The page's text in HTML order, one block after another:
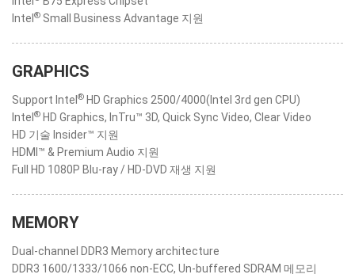
Intel ® Small Business Advantage 지원
GRAPHICS
Support Intel ® HD Graphics 2500/4000(Intel 3rd gen CPU)
Intel ® HD Graphics, InTru™ 3D, Quick Sync Video, Clear Video
HD 기술 Insider™ 지원
HDMI™ & Premium Audio 지원
Full HD 1080P Blu-ray / HD-DVD 재생 지원
MEMORY
Dual-channel DDR3 Memory architecture
DDR3 1600/1333/1066 non-ECC, Un-buffered SDRAM 메모리